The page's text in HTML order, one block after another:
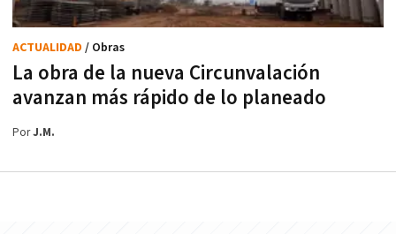
La obra de la nueva Circunvalación
avanzan más rápido de lo planeado
ACTUALIDAD / Obras
PorJ.M.